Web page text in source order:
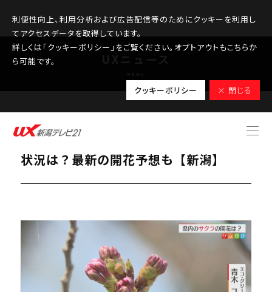
利便性向上、利用分析および広告配信等のためにクッキーを利用し
てアクセスデータを取得しています。
詳しくは「クッキーポリシー」をご覧ください。オプトアウトもこちらか
ら可能です。
クッキーポリシー × 閉じる
2026.03.30
待ち遠しいサクラの開花･･･各地の開花
状況は？最新の開花予想も【新潟】